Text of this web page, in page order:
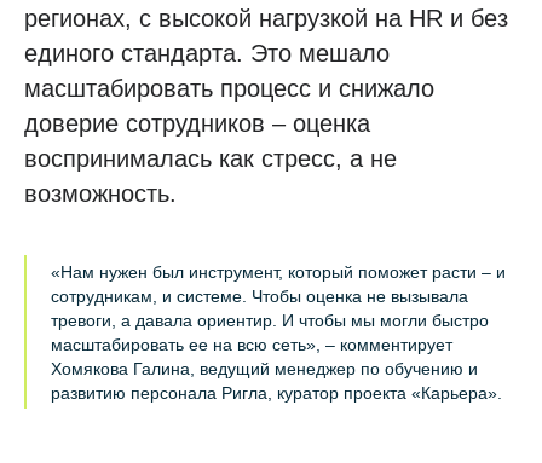
регионах, с высокой нагрузкой на HR и без
единого стандарта. Это мешало
масштабировать процесс и снижало
доверие сотрудников – оценка
воспринималась как стресс, а не
возможность.
«Нам нужен был инструмент, который поможет расти – и
сотрудникам, и системе. Чтобы оценка не вызывала
тревоги, а давала ориентир. И чтобы мы могли быстро
масштабировать ее на всю сеть», – комментирует
Хомякова Галина, ведущий менеджер по обучению и
развитию персонала Ригла, куратор проекта «Карьера».